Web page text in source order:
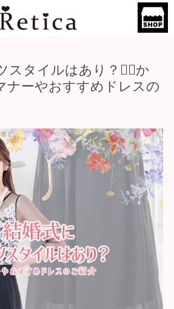
スタイルはあり？🙆‍♀️か
ナーやおすすめドレスの